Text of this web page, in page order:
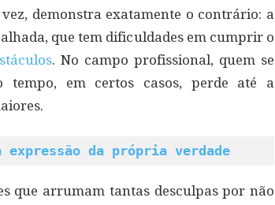
demonstra exatamente o contrário: a
que tem dificuldades em cumprir o
. No campo profissional, quem se
em certos casos, perde até a
da própria verdade
que arrumam tantas desculpas por não